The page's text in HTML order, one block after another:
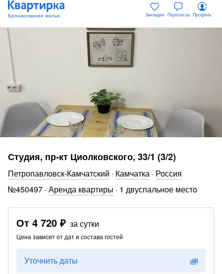
Закладки Переписка Профиль
Студия, пр-кт Циолковского, 33/1 (3/2)
Петропавловск-Камчатский · Камчатка · Россия
№450497 · Аренда квартиры · 1 двуспальное место
От 4 720 ₽ за сутки
Цена зависит от дат и состава гостей
Уточнить даты